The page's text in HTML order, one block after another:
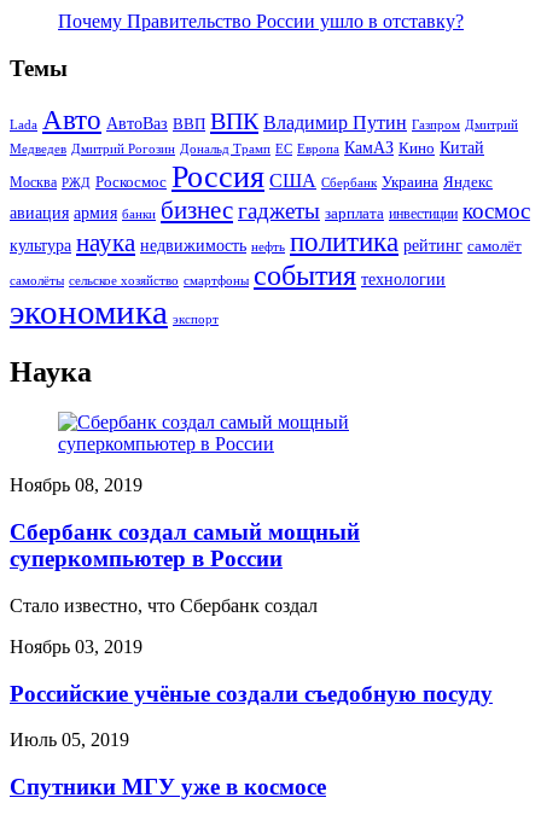
Почему Правительство России ушло в отставку?
Темы
Lada Авто АвтоВаз ВВП ВПК Владимир Путин Газпром Дмитрий
Медведев Дмитрий Рогозин Дональд Трамп ЕС Европа КамАЗ Кино Китай
Москва РЖД Роскосмос Россия США Сбербанк Украина Яндекс
авиация армия банки бизнесгаджеты зарплата инвестиции космос
культура наука недвижимость нефть политика рейтинг самолёт
самолёты сельское хозяйство смартфоны события технологии
экономика экспорт
Наука
Ноябрь 08, 2019
Сбербанк создал самый мощный
суперкомпьютер в России
Стало известно, что Сбербанк создал
Ноябрь 03, 2019
Российские учёные создали съедобную посуду
Июль 05, 2019
Спутники МГУ уже в космосе